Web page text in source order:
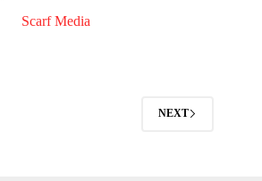
Scarf Media
NEXT